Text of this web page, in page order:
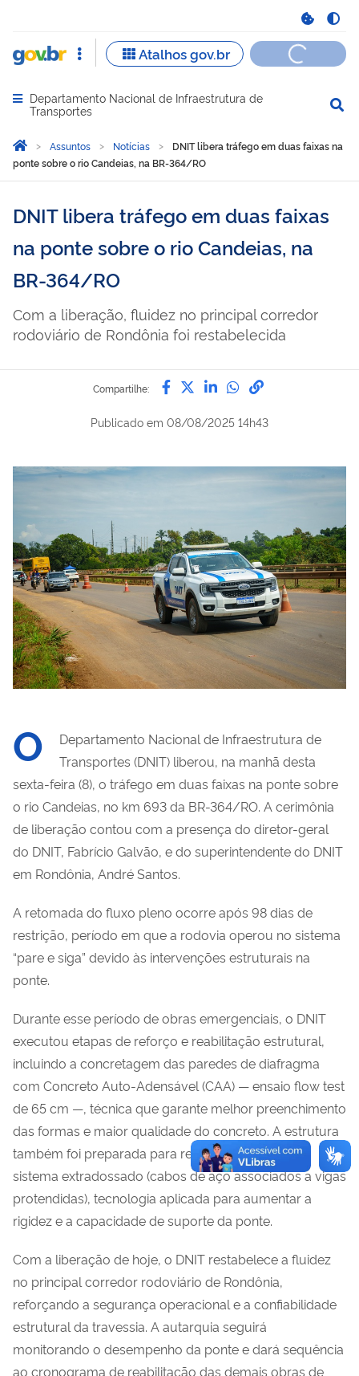
Abrir menu principal de navegação
Departamento Nacional de Infraestrutura de
Transportes
Você está aqui:
Página Inicial
Assuntos Notícias
DNIT libera tráfego em duas faixas na
ponte sobre o rio Candeias, na BR-364/RO
DNIT libera tráfego em duas faixas
na ponte sobre o rio Candeias, na
BR-364/RO
Com a liberação, fluidez no principal corredor
rodoviário de Rondônia foi restabelecida
Compartilhe: Compartilhe por Facebook
Compartilhe por Twitter
Compartilhe por
Compartilhe
link para
Publicado em 08/08/2025 14h43
O
Departamento Nacional de Infraestrutura de
Transportes (DNIT) liberou, na manhã desta
sexta-feira (8), o tráfego em duas faixas na ponte sobre
o rio Candeias, no km 693 da BR-364/RO. A cerimônia
de liberação contou com a presença do diretor-geral
do DNIT, Fabrício Galvão, e do superintendente do DNIT
em Rondônia, André Santos.
A retomada do fluxo pleno ocorre após 98 dias de
restrição, período em que a rodovia operou no sistema
“pare e siga” devido às intervenções estruturais na
ponte.
Durante esse período de obras emergenciais, o DNIT
executou etapas de reforço e reabilitação estrutural,
incluindo a concretagem das paredes de diafragma
com Concreto Auto-Adensável (CAA) — ensaio flow test
de 65 cm —, técnica que garante melhor preenchimento
das formas e maior qualidade do concreto. A estrutura
também foi preparada para receber reforço com
sistema extradossado (cabos de aço associados a vigas
protendidas), tecnologia aplicada para aumentar a
rigidez e a capacidade de suporte da ponte.
Com a liberação de hoje, o DNIT restabelece a fluidez
no principal corredor rodoviário de Rondônia,
reforçando a segurança operacional e a confiabilidade
estrutural da travessia. A autarquia seguirá
monitorando o desempenho da ponte e dará sequência
ao cronograma de reabilitação das demais obras de